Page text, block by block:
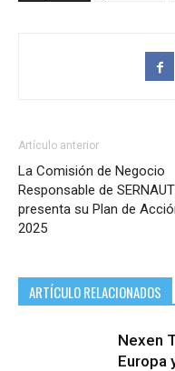
Artículo anterior
La Comisión de Negocio
Responsable de
presenta su Plan de
2025
ARTÍCULO RELACIONADOS
Nexen
Europa